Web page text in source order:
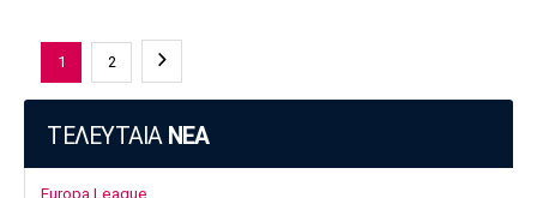
1 2
ΤΕΛΕΥΤΑΙΑ ΝΕΑ
Europa League